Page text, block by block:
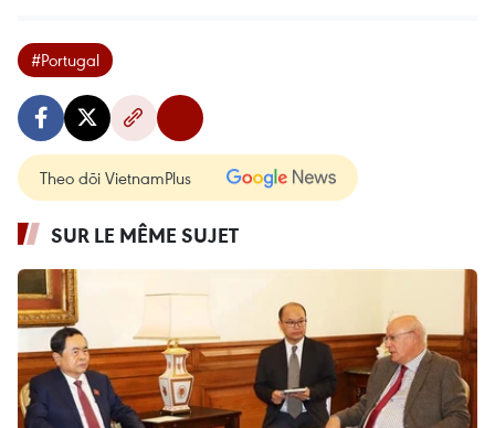
#Portugal
Theo dõi VietnamPlus
SUR LE MÊME SUJET